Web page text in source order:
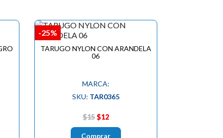
TARUGO NYLON CON ARANDELA
06
MARCA:
SKU: TAR0365
$15$12
Comprar
-25%